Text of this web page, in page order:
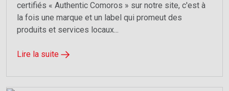
S'abonner
certifiés « Authentic Comoros » sur notre site, c'est à
la fois une marque et un label qui promeut des
produits et services locaux...
Lire la suite